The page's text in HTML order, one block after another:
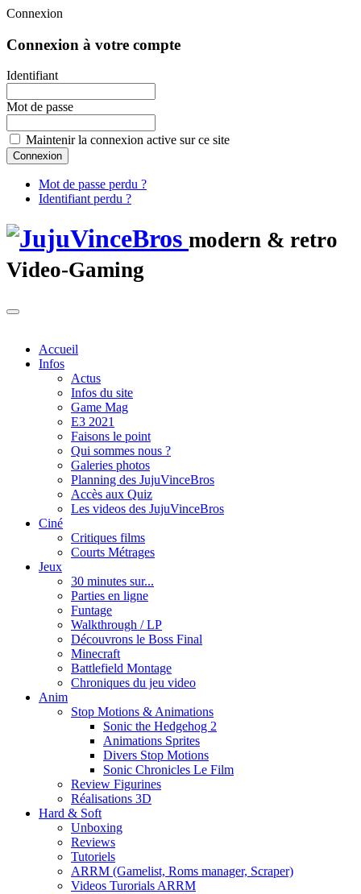
Connexion
Connexion à votre compte
Identifiant
Mot de passe
Maintenir la connexion active sur ce site
Mot de passe perdu ?
Identifiant perdu ?
modern & retro
Video-Gaming
Accueil
Infos
Actus
Infos du site
Game Mag
E3 2021
Faisons le point
Qui sommes nous ?
Galeries photos
Planning des JujuVinceBros
Accès aux Quiz
Les videos des JujuVinceBros
Ciné
Critiques films
Courts Métrages
Jeux
30 minutes sur...
Parties en ligne
Funtage
Walkthrough / LP
Découvrons le Boss Final
Minecraft
Battlefield Montage
Chroniques du jeu video
Anim
Stop Motions & Animations
Sonic the Hedgehog 2
Animations Sprites
Divers Stop Motions
Sonic Chronicles Le Film
Review Figurines
Réalisations 3D
Hard & Soft
Unboxing
Reviews
Tutoriels
ARRM (Gamelist, Roms manager, Scraper)
Videos Turorials ARRM